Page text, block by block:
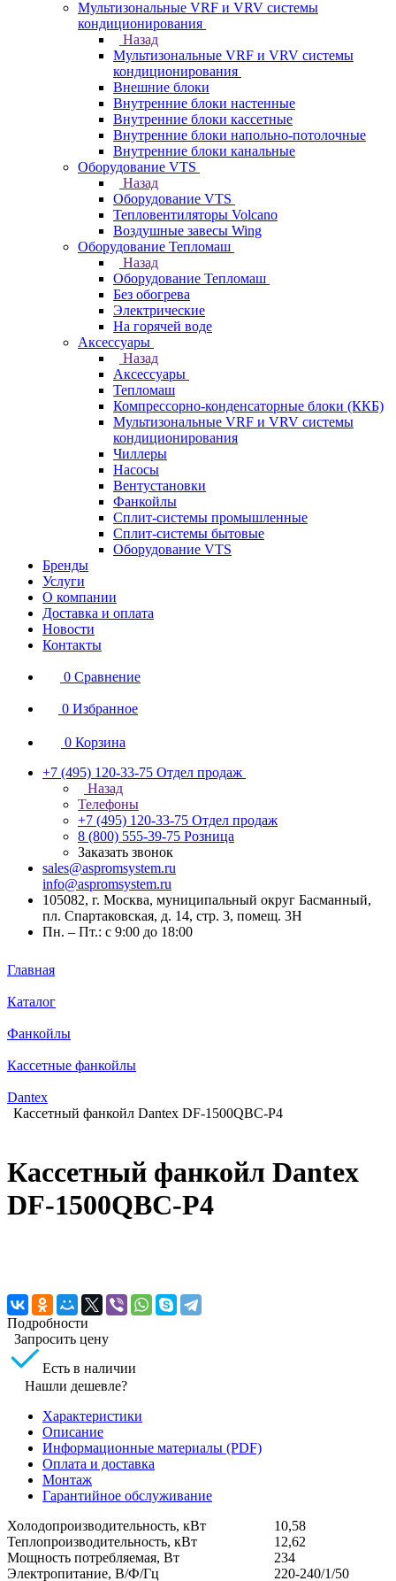
Мультизональные VRF и VRV системы
кондиционирования
Назад
Мультизональные VRF и VRV системы
кондиционирования
Внешние блоки
Внутренние блоки настенные
Внутренние блоки кассетные
Внутренние блоки напольно-потолочные
Внутренние блоки канальные
Оборудование VTS
Назад
Оборудование VTS
Тепловентиляторы Volcano
Воздушные завесы Wing
Оборудование Тепломаш
Назад
Оборудование Тепломаш
Без обогрева
Электрические
На горячей воде
Аксессуары
Назад
Аксессуары
Тепломаш
Компрессорно-конденсаторные блоки (ККБ)
Мультизональные VRF и VRV системы
кондиционирования
Чиллеры
Насосы
Вентустановки
Фанкойлы
Сплит-системы промышленные
Сплит-системы бытовые
Оборудование VTS
Бренды
Услуги
О компании
Доставка и оплата
Новости
Контакты
0 Сравнение
0 Избранное
0 Корзина
+7 (495) 120-33-75 Отдел продаж
Назад
Телефоны
+7 (495) 120-33-75 Отдел продаж
8 (800) 555-39-75 Розница
Заказать звонок
sales@aspromsystem.ru
info@aspromsystem.ru
105082, г. Москва, муниципальный округ Басманный,
пл. Спартаковская, д. 14, стр. 3, помещ. 3Н
Пн. – Пт.: с 9:00 до 18:00
Главная
Каталог
Фанкойлы
Кассетные фанкойлы
Dantex
Кассетный фанкойл Dantex DF-1500QBC-P4
Кассетный фанкойл Dantex
DF-1500QBC-P4
Подробности
Запросить цену
Есть в наличии
Нашли дешевле?
Характеристики
Описание
Информационные материалы (PDF)
Оплата и доставка
Монтаж
Гарантийное обслуживание
Холодопроизводительность, кВт
10,58
Теплопроизводительность, кВт
12,62
Мощность потребляемая, Вт
234
Электропитание, В/Ф/Гц
220-240/1/50